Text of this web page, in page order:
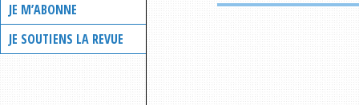
JE M’ABONNE
JE SOUTIENS LA REVUE